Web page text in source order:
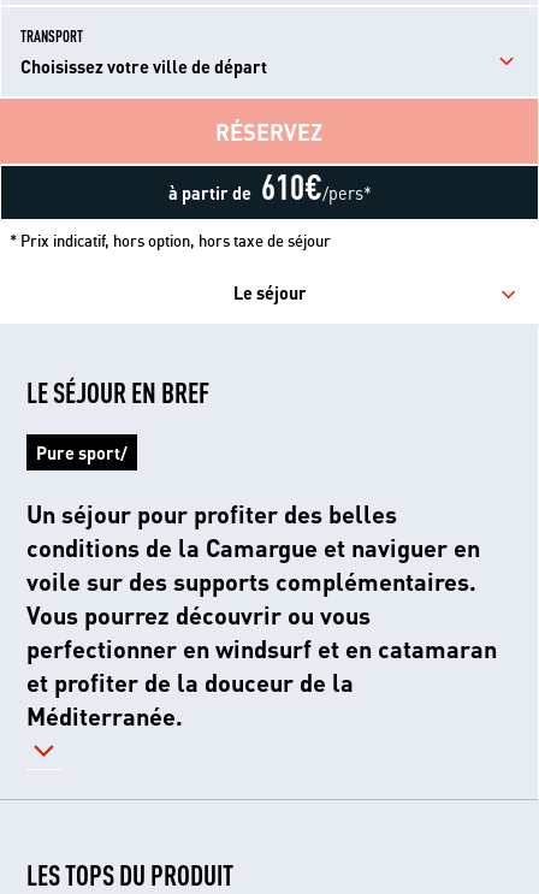
TRANSPORT
Choisissez votre ville de départ
à partir de 610€/pers*
RÉSERVEZ
* Prix indicatif, hors option, hors taxe de séjour
Le séjour
LE SÉJOUR EN BREF
Pure sport/
Un séjour pour profiter des belles
conditions de la Camargue et naviguer en
voile sur des supports complémentaires.
Vous pourrez découvrir ou vous
perfectionner en windsurf et en catamaran
et profiter de la douceur de la
Méditerranée.
LES TOPS DU PRODUIT